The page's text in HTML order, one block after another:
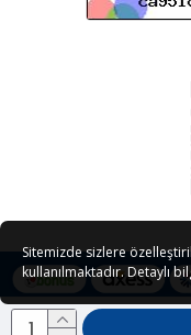
Sitemizde sizlere
kullanılmaktadır. Detaylı